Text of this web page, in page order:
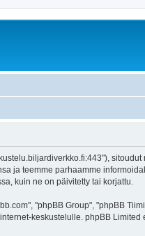
ja teemme parhaamme
kuin ne on päivitetty tai korjattu.
"phpBB Group", "phpBB
keskustelulle. phpBB